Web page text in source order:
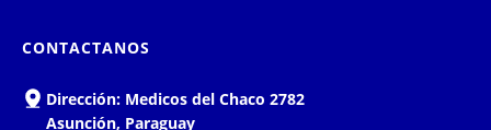
CONTACTANOS
Dirección: Medicos del Chaco 2782
Asunción, Paraguay